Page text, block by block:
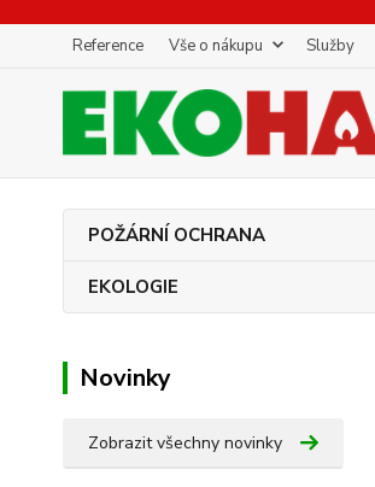
Reference Vše o nákupu Služby
POŽÁRNÍ OCHRANA
EKOLOGIE
Novinky
Zobrazit všechny novinky